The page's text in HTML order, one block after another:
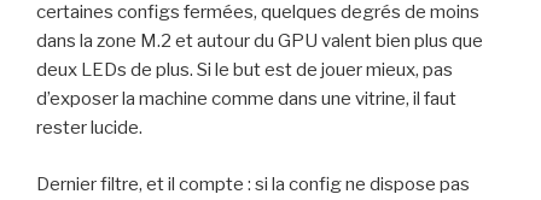
certaines configs fermées, quelques degrés de moins
dans la zone M.2 et autour du GPU valent bien plus que
deux LEDs de plus. Si le but est de jouer mieux, pas
d’exposer la machine comme dans une vitrine, il faut
rester lucide.
Dernier filtre, et il compte : si la config ne dispose pas